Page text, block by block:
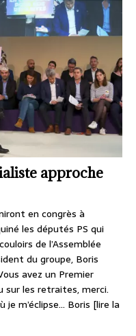
approche
en congrès à
les députés PS qui
de l’Assemblée
du groupe, Boris
avez un Premier
sur les retraites, merci.
je m’éclipse… Boris [lire la